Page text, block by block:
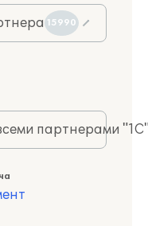
15990
партнерами